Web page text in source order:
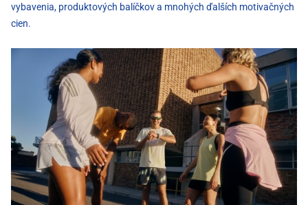
vybavenia, produktových balíčkov a mnohých ďalších motivačných
cien.